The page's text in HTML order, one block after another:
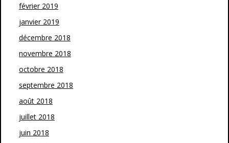
février 2019
janvier 2019
décembre 2018
novembre 2018
octobre 2018
septembre 2018
août 2018
juillet 2018
juin 2018